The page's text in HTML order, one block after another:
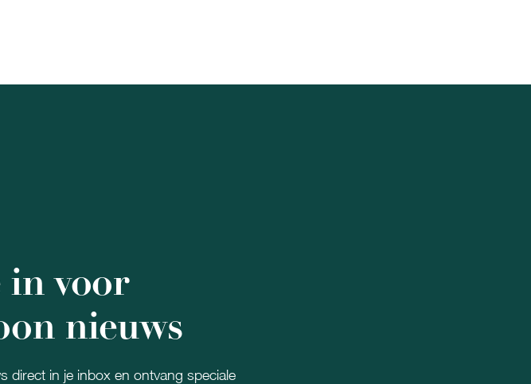
in voor
nieuws
direct in je inbox en ontvang speciale